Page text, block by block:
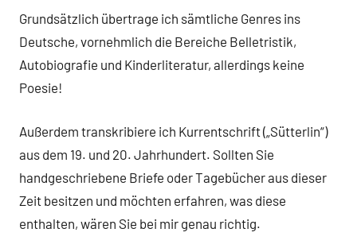
Grundsätzlich übertrage ich sämtliche Genres ins
Deutsche, vornehmlich die Bereiche Belletristik,
Autobiografie und Kinderliteratur, allerdings keine
Poesie!
Außerdem transkribiere ich Kurrentschrift („Sütterlin“)
aus dem 19. und 20. Jahrhundert. Sollten Sie
handgeschriebene Briefe oder Tagebücher aus dieser
Zeit besitzen und möchten erfahren, was diese
enthalten, wären Sie bei mir genau richtig.